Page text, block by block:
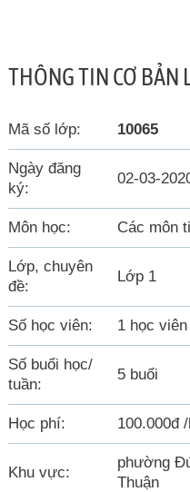
THÔNG TIN CƠ BẢN
Mã số lớp: 10065
Ngày đăng
ký:
02-03-
Môn học: Các môn
Lớp, chuyên
đề:
Lớp 1
Số học viên: 1 học viên
Số buổi học/
tuần:
5 buổi
Học phí: 100.000đ
Khu vực:
phường
Thuận